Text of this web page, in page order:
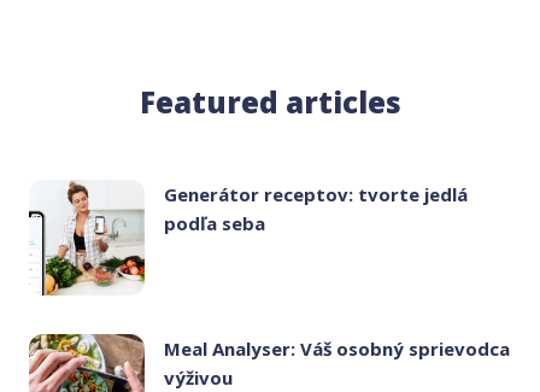
Featured articles
Generátor receptov: tvorte jedlá
podľa seba
Meal Analyser: Váš osobný sprievodca
výživou